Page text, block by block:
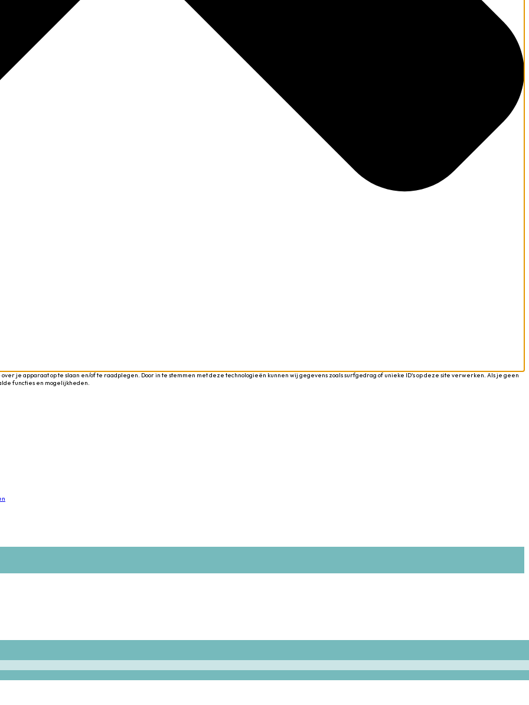
je apparaat op te slaan en/of te raadplegen. Door in te stemmen met deze technologieën kunnen wij gegevens zoals surfgedrag of unieke ID's op deze site verwerken. Als je geen
functies en mogelijkheden.